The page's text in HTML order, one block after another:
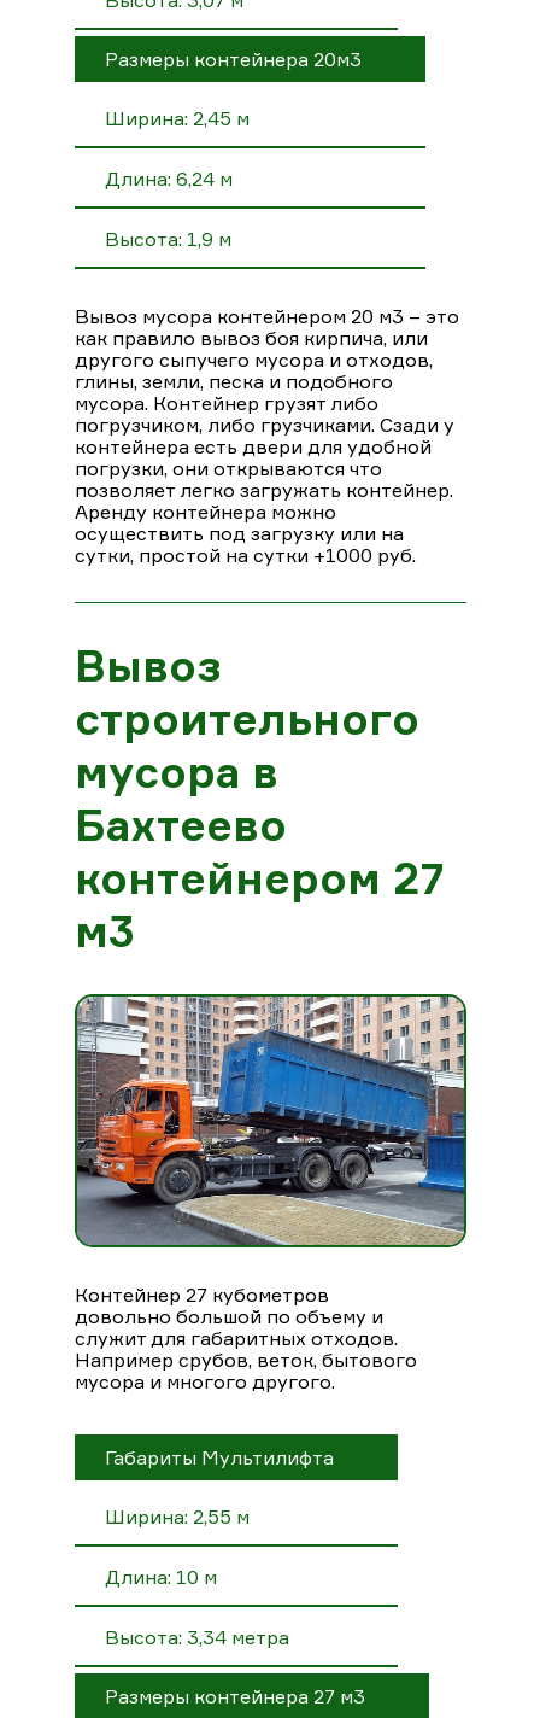
Размеры контейнера 20м3
Ширина: 2,45 м
Длина: 6,24 м
Высота: 1,9 м
Вывоз мусора контейнером 20 м3 – это
как правило вывоз боя кирпича, или
другого сыпучего мусора и отходов,
глины, земли, песка и подобного
мусора. Контейнер грузят либо
погрузчиком, либо грузчиками. Сзади у
контейнера есть двери для удобной
погрузки, они открываются что
позволяет легко загружать контейнер.
Аренду контейнера можно
осуществить под загрузку или на
сутки, простой на сутки +1000 руб.
Вывоз
строительного
мусора в
Бахтеево
контейнером 27
м3
Контейнер 27 кубометров
довольно большой по объему и
служит для габаритных отходов.
Например срубов, веток, бытового
мусора и многого другого.
Габариты Мультилифта
Ширина: 2,55 м
Длина: 10 м
Высота: 3,34 метра
Размеры контейнера 27 м3